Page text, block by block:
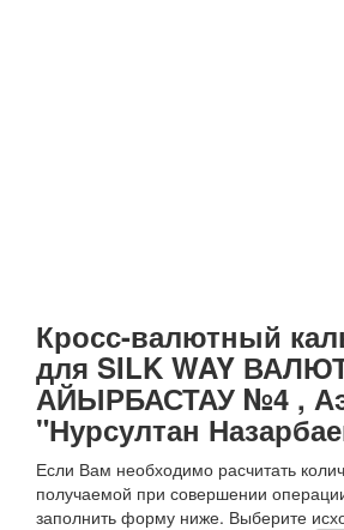
Кросс-валютный
для SILK WAY
АЙЫРБАСТАУ №4 ,
"Нурсултан
Если Вам необходимо расчитать
получаемой при совершении
заполнить форму ниже. Выберите